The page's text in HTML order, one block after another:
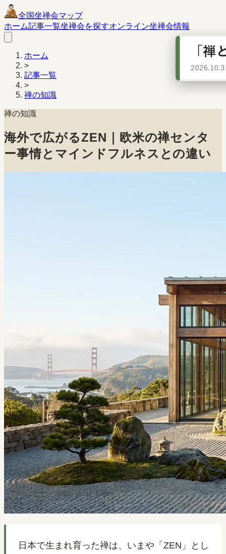
全国坐禅会マップ
ホーム記事一覧坐禅会を探すオンライン坐禅会情報
ホーム
>
記事一覧
>
禅の知識
禅の知識
海外で広がるZEN｜欧米の禅センタ
ー事情とマインドフルネスとの違い
日本で生まれ育った禅は、いまや「ZEN」とし